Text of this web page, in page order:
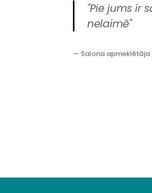
"Pie jums ir
nelaimē"
— Salona apmeklētāja